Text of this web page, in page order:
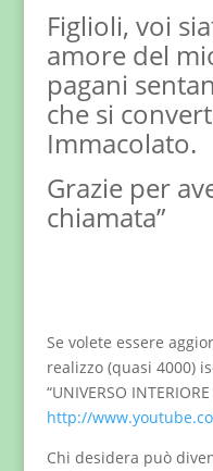
Figlioli, voi
amore del
pagani
che si
Immacolato.
Grazie per
chiamata”
Se volete essere
realizzo (quasi 4000)
“UNIVERSO
http://
Chi desidera può